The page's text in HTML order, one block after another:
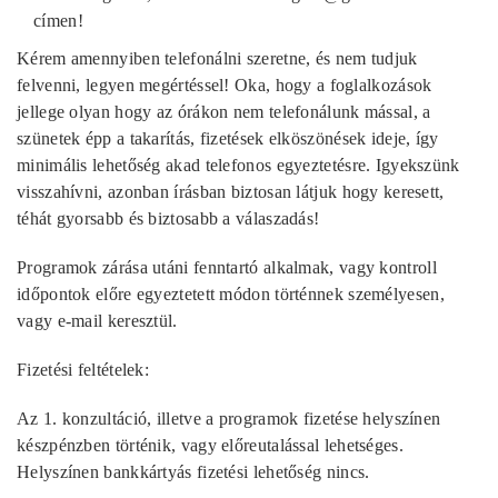
címen!
Kérem amennyiben telefonálni szeretne, és nem tudjuk
felvenni, legyen megértéssel! Oka, hogy a foglalkozások
jellege olyan hogy az órákon nem telefonálunk mással, a
szünetek épp a takarítás, fizetések elköszönések ideje, így
minimális lehetőség akad telefonos egyeztetésre. Igyekszünk
visszahívni, azonban írásban biztosan látjuk hogy keresett,
téhát gyorsabb és biztosabb a válaszadás!
Programok zárása utáni fenntartó alkalmak, vagykontroll
időpontok előre egyeztetett módon történnek személyesen,
vagy e-mail keresztül.
Fizetési feltételek:
Az 1. konzultáció, illetve a programok fizetése helyszínen
készpénzben történik, vagy előreutalással lehetséges.
Helyszínen bankkártyás fizetési lehetőség nincs.